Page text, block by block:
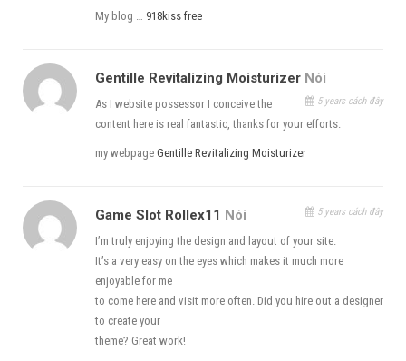
Chúc các bạn thành công
Phương Nguyễn
https://viettechgroup.vn/huong-dan-cap-nhat-
veeam-backup-replication-v10-len-veeam-backup-
replication-v11.html
My blog … 918kiss free
Gentille Revitalizing Moisturizer Nói
5 years cách đây
As I website possessor I conceive the
content here is real fantastic, thanks for your efforts.
my webpage Gentille Revitalizing Moisturizer
Game Slot Rollex11 Nói 5 years cách đây
I’m truly enjoying the design and layout of your site.
It’s a very easy on the eyes which makes it much more
enjoyable for me
to come here and visit more often. Did you hire out a designer
to create your
theme? Great work!